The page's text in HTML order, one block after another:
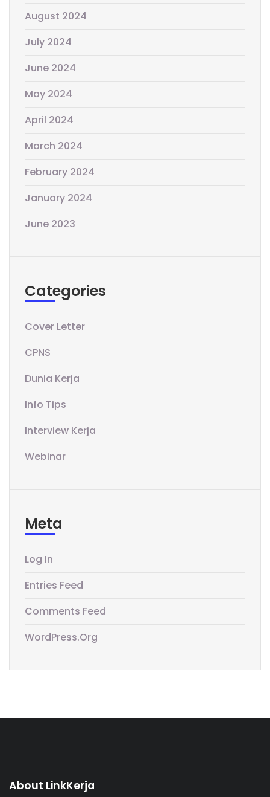
August 2024
July 2024
June 2024
May 2024
April 2024
March 2024
February 2024
January 2024
June 2023
Categories
Cover Letter
CPNS
Dunia Kerja
Info Tips
Interview Kerja
Webinar
Meta
Log In
Entries Feed
Comments Feed
WordPress.org
About LinkKerja